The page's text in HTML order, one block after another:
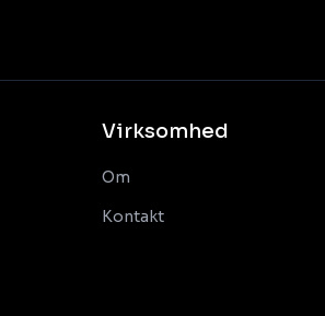
Virksomhed
Om
Kontakt